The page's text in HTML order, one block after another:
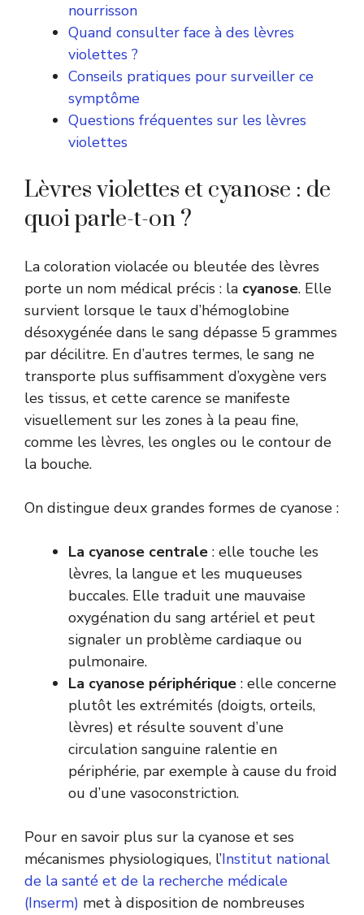
nourrisson
Quand consulter face à des lèvres
violettes ?
Conseils pratiques pour surveiller ce
symptôme
Questions fréquentes sur les lèvres
violettes
Lèvres violettes et cyanose : de
quoi parle-t-on ?
La coloration violacée ou bleutée des lèvres
porte un nom médical précis : la cyanose. Elle
survient lorsque le taux d’hémoglobine
désoxygénée dans le sang dépasse 5 grammes
par décilitre. En d’autres termes, le sang ne
transporte plus suffisamment d’oxygène vers
les tissus, et cette carence se manifeste
visuellement sur les zones à la peau fine,
comme les lèvres, les ongles ou le contour de
la bouche.
On distingue deux grandes formes de cyanose :
La cyanose centrale : elle touche les
lèvres, la langue et les muqueuses
buccales. Elle traduit une mauvaise
oxygénation du sang artériel et peut
signaler un problème cardiaque ou
pulmonaire.
La cyanose périphérique : elle concerne
plutôt les extrémités (doigts, orteils,
lèvres) et résulte souvent d’une
circulation sanguine ralentie en
périphérie, par exemple à cause du froid
ou d’une vasoconstriction.
Pour en savoir plus sur la cyanose et ses
mécanismes physiologiques, l’Institut national
de la santé et de la recherche médicale
(Inserm) met à disposition de nombreuses